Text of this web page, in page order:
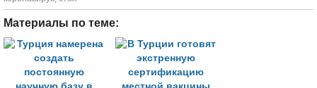
Материалы по теме: